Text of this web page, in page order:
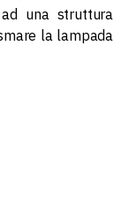
una struttura
la lampada